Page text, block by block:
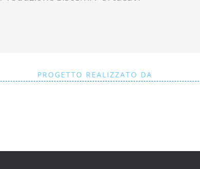
PROGETTO REALIZZATO DA